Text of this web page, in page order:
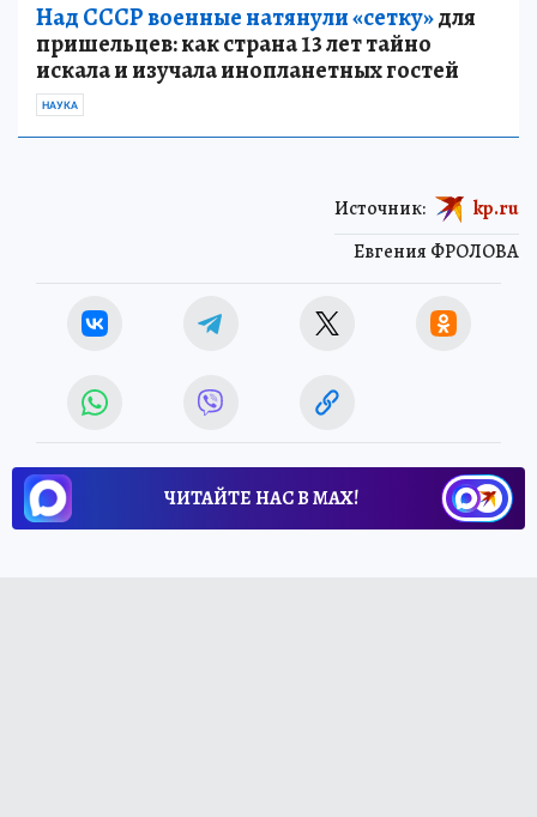
Над СССР военные натянули «сетку»для
пришельцев: как страна 13 лет тайно
искала и изучала инопланетных гостей
НАУКА
Евгения ФРОЛОВА
Источник: kp.ru
ЧИТАЙТЕ НАС В МАХ!